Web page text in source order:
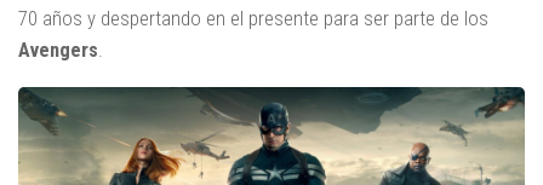
70 años y despertando en el presente para ser parte de los
Avengers